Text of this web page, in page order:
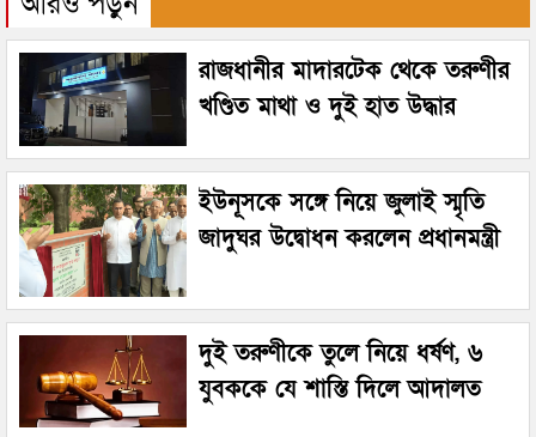
রাজধানীর মাদারটেক থেকে তরুণীর
খণ্ডিত মাথা ও দুই হাত উদ্ধার
ইউনূসকে সঙ্গে নিয়ে জুলাই স্মৃতি
জাদুঘর উদ্বোধন করলেন প্রধানমন্ত্রী
দুই তরুণীকে তুলে নিয়ে ধর্ষণ, ৬
যুবককে যে শাস্তি দিলে আদালত